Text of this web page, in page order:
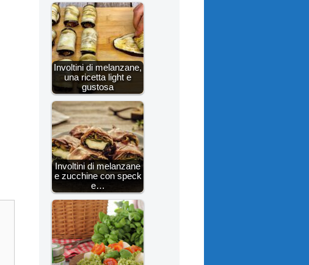
Involtini di melanzane,
una ricetta light e
gustosa
Involtini di melanzane
e zucchine con speck
e…